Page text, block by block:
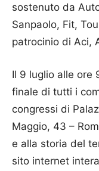
sostenuto da
Sanpaolo, Fit,
patrocinio di Aci,
Il 9 luglio alle ore
finale di tutti i
congressi di
Maggio, 43 –
e alla storia del
sito internet